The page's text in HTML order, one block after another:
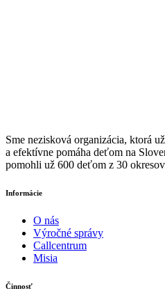
Sme nezisková organizácia, ktorá
a efektívne pomáha deťom na
pomohli už 600 deťom z 30
Informácie
O nás
Výročné správy
Callcentrum
Misia
Činnosť